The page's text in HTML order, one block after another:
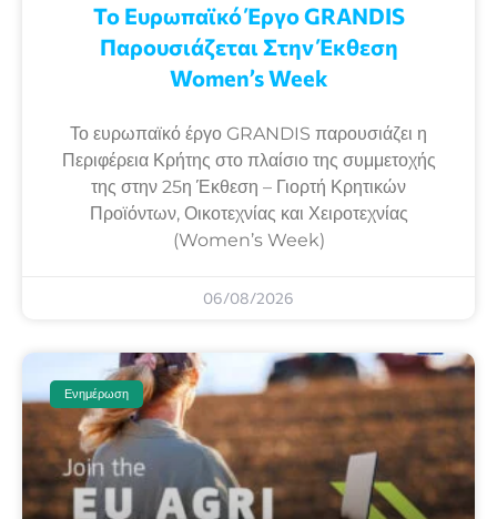
Το Ευρωπαϊκό Έργο GRANDIS
Παρουσιάζεται Στην Έκθεση
Women’s Week
Το ευρωπαϊκό έργο GRANDIS παρουσιάζει η
Περιφέρεια Κρήτης στο πλαίσιο της συμμετοχής
της στην 25η Έκθεση – Γιορτή Κρητικών
Προϊόντων, Οικοτεχνίας και Χειροτεχνίας
(Women’s Week)
06/08/2026
Ενημέρωση